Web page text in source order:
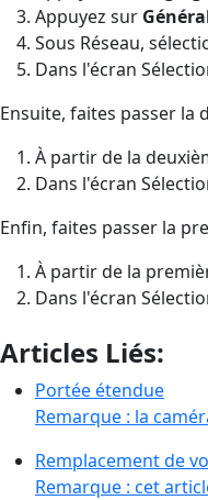
Appuyez sur
Sous Réseau,
Dans l'écran
Ensuite, faites passer la
À partir de la
Dans l'écran
Enfin, faites passer la
À partir de la
Dans l'écran
Articles Liés:
Portée étendue
Remarque : la
Remplacement de
Remarque : cet